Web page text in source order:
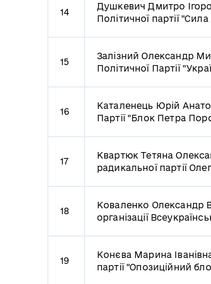
14
Душкевич Дмитро
Політичної партії
15
Залізний Олександр
Політичної Партії
16
Каталенець Юрій
Партії "Блок Петра
17
Квартюк Тетяна
радикальної партії
18
Коваленко Олександр
організації
19
Конєва Марина
партії "Опозиційний